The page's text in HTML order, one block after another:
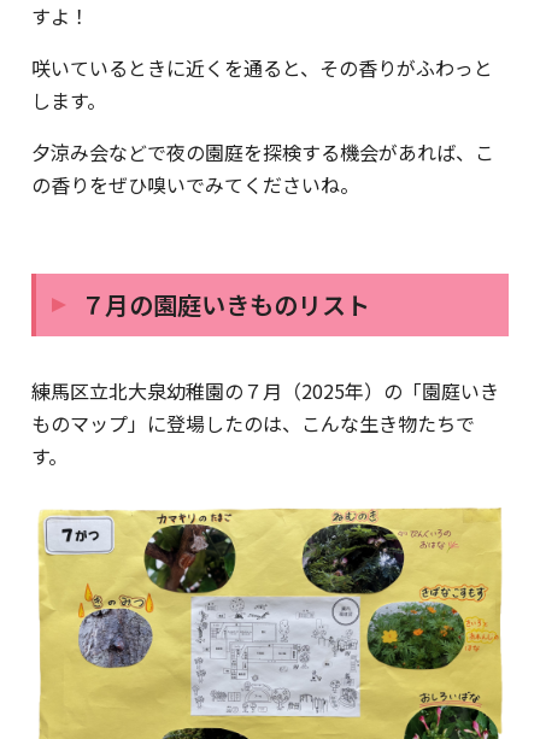
すよ！
咲いているときに近くを通ると、その香りがふわっと
します。
夕涼み会などで夜の園庭を探検する機会があれば、こ
の香りをぜひ嗅いでみてくださいね。
７月の園庭いきものリスト
練馬区立北大泉幼稚園の７月（2025年）の「園庭いき
ものマップ」に登場したのは、こんな生き物たちで
す。